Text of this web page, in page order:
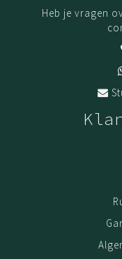
Houd je product
een mild
(De)monteer jouw
kwaliteit behoudt.
zet en gaat
jouw meubel op
Voor een
dat we op een
Heb je vragen